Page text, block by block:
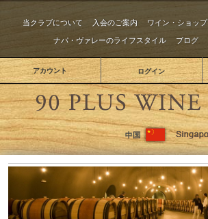
当クラブについて 入会のご案内 ワイン・ショップ
ナパ・ヴァレーのライフスタイル
ブログ
アカウント ログイン